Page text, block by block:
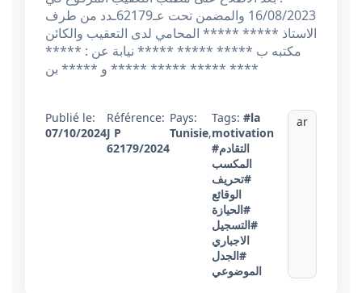
16/08/2023 والمضمن تحت عـ62179ـدد من طرف
الاستاذ ***** ***** المحامي لدى التعقيب والكائن
مكتبه ب ***** ***** ***** نيابة عن : *****
***** ***** و ***** بن ***** ****
Publié le:
07/10/2024
Référence:
J P
62179/2024
Pays:
Tunisie,
Tags: #la
motivation
#التقادم
المكسب
#تحريف
الوقائع
#الحيازة
#التسجيل
الاجباري
#الجدل
الموضوعي
ar